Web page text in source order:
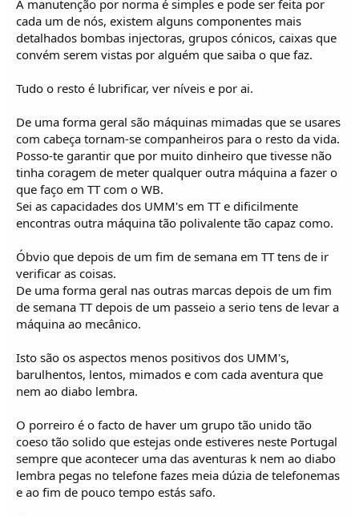
A manutenção por norma é simples e pode ser feita por
cada um de nós, existem alguns componentes mais
detalhados bombas injectoras, grupos cónicos, caixas que
convém serem vistas por alguém que saiba o que faz.
Tudo o resto é lubrificar, ver níveis e por ai.
De uma forma geral são máquinas mimadas que se usares
com cabeça tornam-se companheiros para o resto da vida.
Posso-te garantir que por muito dinheiro que tivesse não
tinha coragem de meter qualquer outra máquina a fazer o
que faço em TT com o WB.
Sei as capacidades dos UMM's em TT e dificilmente
encontras outra máquina tão polivalente tão capaz como.
Óbvio que depois de um fim de semana em TT tens de ir
verificar as coisas.
De uma forma geral nas outras marcas depois de um fim
de semana TT depois de um passeio a serio tens de levar a
máquina ao mecânico.
Isto são os aspectos menos positivos dos UMM's,
barulhentos, lentos, mimados e com cada aventura que
nem ao diabo lembra.
O porreiro é o facto de haver um grupo tão unido tão
coeso tão solido que estejas onde estiveres neste Portugal
sempre que acontecer uma das aventuras k nem ao diabo
lembra pegas no telefone fazes meia dúzia de telefonemas
e ao fim de pouco tempo estás safo.